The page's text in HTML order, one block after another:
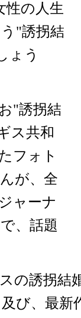
性の人生
"誘拐結
ょう
"誘拐結
ス共和
フォト
が、全
ャーナ
、話題
の誘拐結
び、最新